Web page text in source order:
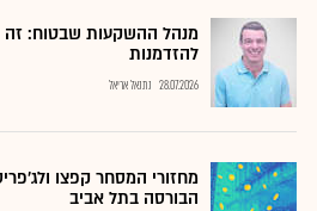
מנהל ההשקעות שבטוח:
להזדמנות
28.07.2026 נתנאל אריאל
מחזורי המסחר קפצו
הבורסה בתל אביב